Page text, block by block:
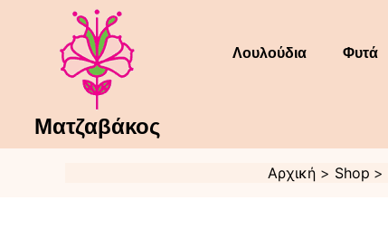
περιεχόμενο
Ματζαβάκος
Λουλούδια Φυτά
Αρχική Shop